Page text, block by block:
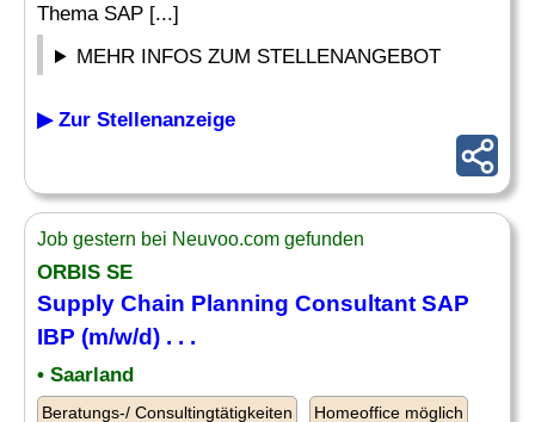
Thema SAP [...]
MEHR INFOS ZUM STELLENANGEBOT
▶ Zur Stellenanzeige
Job gestern bei Neuvoo.com gefunden
ORBIS SE
Supply Chain Planning Consultant SAP
IBP (m/w/d) . . .
• Saarland
Beratungs-/ Consultingtätigkeiten Homeoffice möglich